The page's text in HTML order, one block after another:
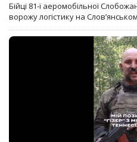
Бійці 81-ї аеромобільної
ворожу логістику на